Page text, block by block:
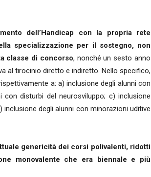
dell’Handicap con la propria rete
specializzazione per il sostegno, non
classe di concorso, nonché un sesto anno
al tirocinio diretto e indiretto. Nello specifico,
a: a) inclusione degli alunni con
con disturbi del neurosviluppo; c) inclusione
degli alunni con minorazioni uditive
genericità dei corsi polivalenti, ridotti
monovalente che era biennale e più